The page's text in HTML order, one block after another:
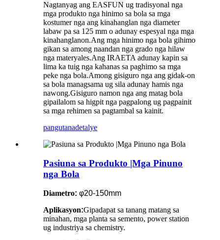
Nagtanyag ang EASFUN ug tradisyonal nga
mga produkto nga hinimo sa bola sa mga
kostumer nga ang kinahanglan nga diameter
labaw pa sa 125 mm o adunay espesyal nga mga
kinahanglanon.Ang mga hinimo nga bola gihimo
gikan sa among naandan nga grado nga hilaw
nga materyales.Ang IRAETA adunay kapin sa
lima ka tuig nga kahanas sa paghimo sa mga
peke nga bola.Among gisiguro nga ang gidak-on
sa bola managsama ug sila adunay hamis nga
nawong.Gisiguro namon nga ang matag bola
gipailalom sa higpit nga pagpalong ug pagpainit
sa mga rehimen sa pagtambal sa kainit.
pangutanadetalye
Pasiuna sa Produkto |Mga Pinuno
nga Bola
Diametro: φ20-150mm
Aplikasyon:Gipadapat sa tanang matang sa
minahan, mga planta sa semento, power station
ug industriya sa chemistry.